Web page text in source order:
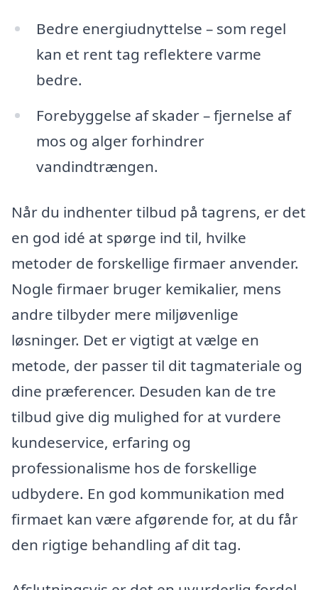
Bedre energiudnyttelse – som regel
kan et rent tag reflektere varme
bedre.
Forebyggelse af skader – fjernelse af
mos og alger forhindrer
vandindtrængen.
Når du indhenter tilbud på tagrens, er det
en god idé at spørge ind til, hvilke
metoder de forskellige firmaer anvender.
Nogle firmaer bruger kemikalier, mens
andre tilbyder mere miljøvenlige
løsninger. Det er vigtigt at vælge en
metode, der passer til dit tagmateriale og
dine præferencer. Desuden kan de tre
tilbud give dig mulighed for at vurdere
kundeservice, erfaring og
professionalisme hos de forskellige
udbydere. En god kommunikation med
firmaet kan være afgørende for, at du får
den rigtige behandling af dit tag.